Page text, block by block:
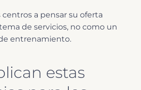
centros a pensar su oferta
de servicios, no como un
entrenamiento.
estas